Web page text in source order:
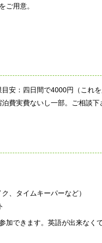
ご用意。
安：四日間で4000円（これ
費実費ないし一部。ご相談
、タイムキーパーなど）
加できます。英語が出来なく